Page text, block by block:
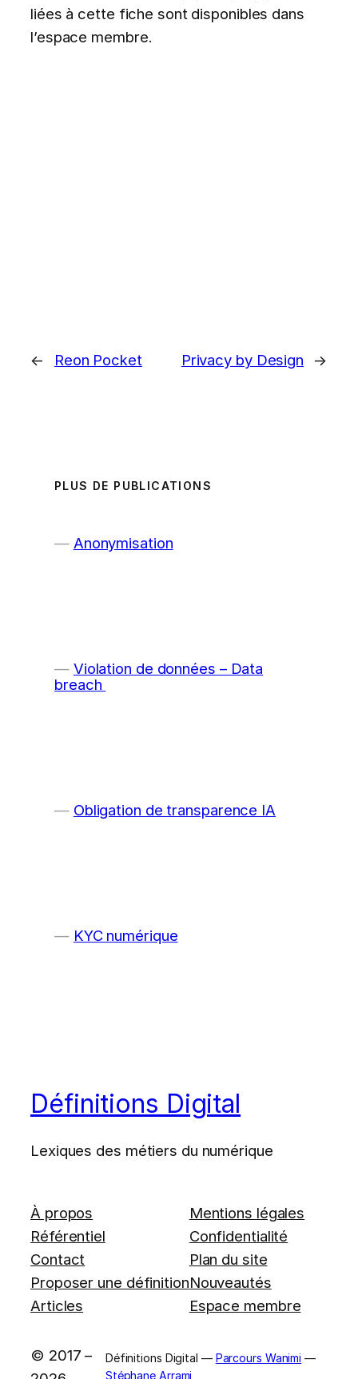
liées à cette fiche sont disponibles dans
l’espace membre.
← Reon Pocket Privacy by Design →
PLUS DE PUBLICATIONS
Anonymisation
Violation de données – Data
breach
Obligation de transparence IA
KYC numérique
Définitions Digital
Lexiques des métiers du numérique
À propos
Référentiel
Contact
Proposer une définition
Articles
Mentions légales
Confidentialité
Plan du site
Nouveautés
Espace membre
© 2017 –
Définitions Digital — Parcours Wanimi —
Stéphane Arrami